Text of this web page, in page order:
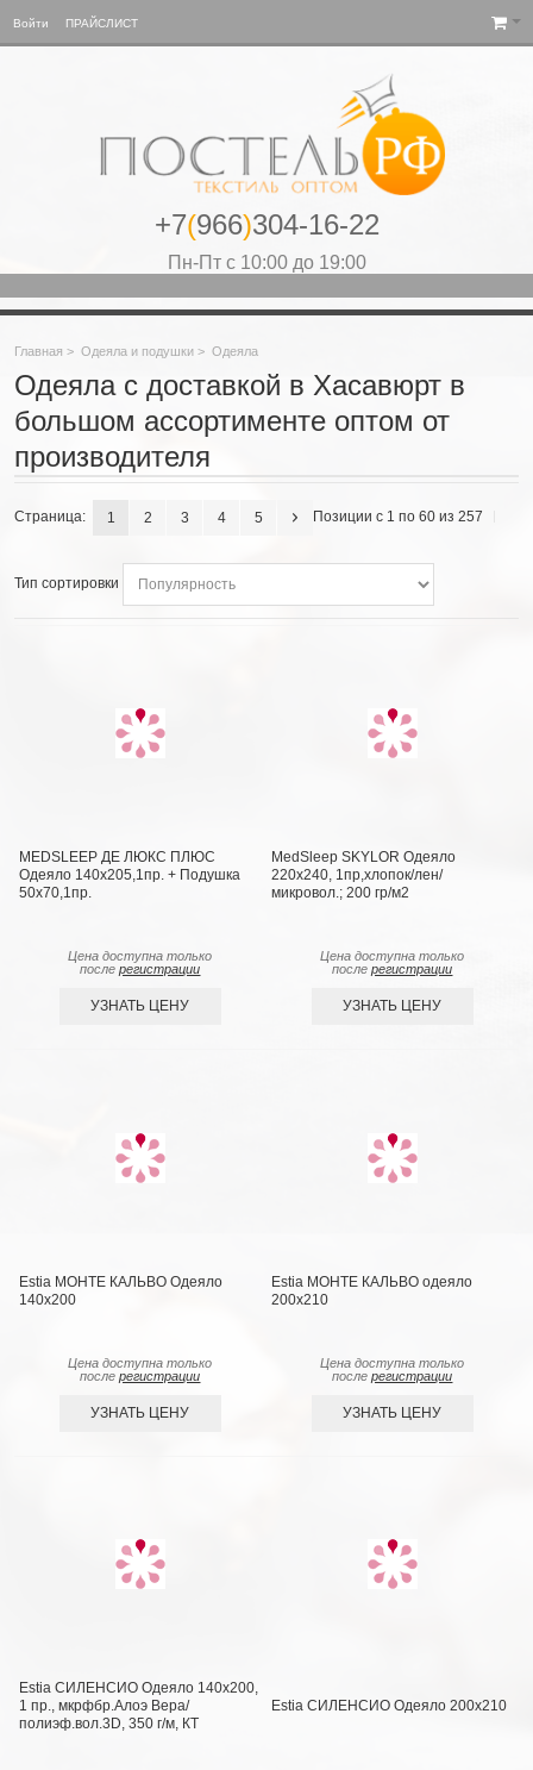
Войти ПРАЙСЛИСТ
+7(966)304-16-22
Пн-Пт с 10:00 до 19:00
Главная > Одеяла и подушки > Одеяла
Одеяла с доставкой в Хасавюрт в
большом ассортименте оптом от
производителя
Позиции с 1 по 60 из 257
Страница: 1 2 3 4 5
Тип сортировки
MEDSLEEP ДЕ ЛЮКС ПЛЮС
Одеяло 140х205,1пр. + Подушка
50х70,1пр.
Цена доступна только
послерегистрации
УЗНАТЬ ЦЕНУ
MedSleep SKYLOR Одеяло
220х240, 1пр,хлопок/лен/
микровол.; 200 гр/м2
Цена доступна только
послерегистрации
УЗНАТЬ ЦЕНУ
Estia МОНТЕ КАЛЬВО Одеяло
140х200
Цена доступна только
послерегистрации
УЗНАТЬ ЦЕНУ
Estia МОНТЕ КАЛЬВО одеяло
200х210
Цена доступна только
послерегистрации
УЗНАТЬ ЦЕНУ
Estia СИЛЕНСИО Одеяло 140х200,
1 пр., мкрфбр.Алоэ Вера/
полиэф.вол.3D, 350 г/м, КТ
Estia СИЛЕНСИО Одеяло 200х210